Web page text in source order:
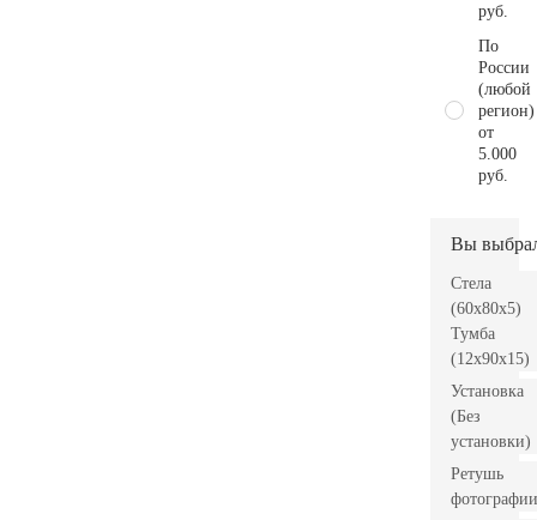
руб.
По
России
(любой
регион)
от
5.000
руб.
Вы
Стела
(60x80x5)
Тумба
(12x90x15)
Установка
(Без
установки)
Ретушь
фотографии